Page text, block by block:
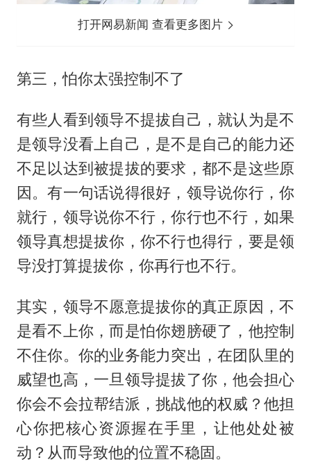
打开网易新闻 查看更多图片
第三，怕你太强控制不了
有些人看到领导不提拔自己，就认为是不
是领导没看上自己，是不是自己的能力还
不足以达到被提拔的要求，都不是这些原
因。有一句话说得很好，领导说你行，你
就行，领导说你不行，你行也不行，如果
领导真想提拔你，你不行也得行，要是领
导没打算提拔你，你再行也不行。
其实，领导不愿意提拔你的真正原因，不
是看不上你，而是怕你翅膀硬了，他控制
不住你。你的业务能力突出，在团队里的
威望也高，一旦领导提拔了你，他会担心
你会不会拉帮结派，挑战他的权威？他担
心你把核心资源握在手里，让他处处被
动？从而导致他的位置不稳固。